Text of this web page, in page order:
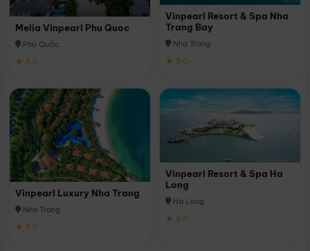
Melia Vinpearl Phu Quoc
Phú Quốc
★ 5.0
Vinpearl Resort & Spa Nha
Trang Bay
Nha Trang
★ 5.0
Vinpearl Luxury Nha Trang
Nha Trang
★ 5.0
Vinpearl Resort & Spa Ha
Long
Hạ Long
★ 5.0